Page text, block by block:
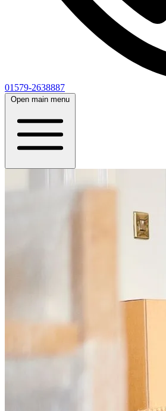
01579-2638887
Open main menu